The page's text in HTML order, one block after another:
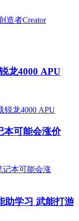
龙4000 APU
本可能会涨价
助学习 武能打游